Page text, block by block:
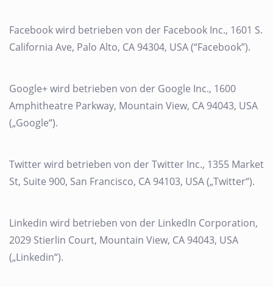
Facebook wird betrieben von der Facebook Inc., 1601 S.
California Ave, Palo Alto, CA 94304, USA (“Facebook”).
Google+ wird betrieben von der Google Inc., 1600
Amphitheatre Parkway, Mountain View, CA 94043, USA
(„Google“).
Twitter wird betrieben von der Twitter Inc., 1355 Market
St, Suite 900, San Francisco, CA 94103, USA („Twitter“).
Linkedin wird betrieben von der LinkedIn Corporation,
2029 Stierlin Court, Mountain View, CA 94043, USA
(„Linkedin“).